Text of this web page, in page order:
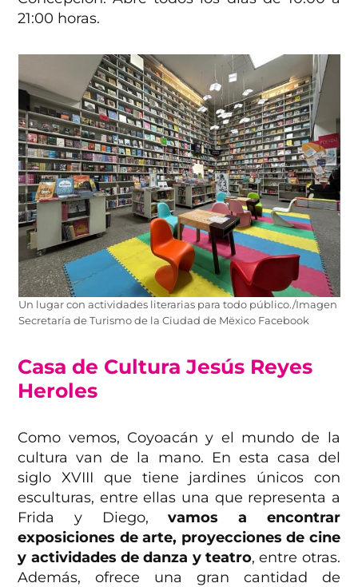
21:00 horas.
Un lugar con actividades literarias para todo público./Imagen
Secretaría de Turismo de la Ciudad de Mëxico Facebook
Casa de Cultura Jesús Reyes
Heroles
Como vemos, Coyoacán y el mundo de la
cultura van de la mano. En esta casa del
siglo XVIII que tiene jardines únicos con
esculturas, entre ellas una que representa a
Frida y Diego,vamos a encontrar
exposiciones de arte, proyecciones de cine
y actividades de danza y teatro, entre otras.
Además, ofrece una gran cantidad de